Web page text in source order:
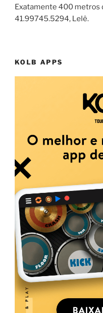
Exatamente 400 metros
41.99745.5294, Lelê.
KOLB APPS